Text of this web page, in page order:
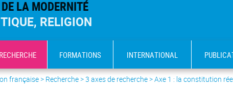
LA MODERNITÉ
RELIGION
RECHERCHE FORMATIONS INTERNATIONAL
française> Recherche >3 axes de recherche>Axe 1 : la constitution